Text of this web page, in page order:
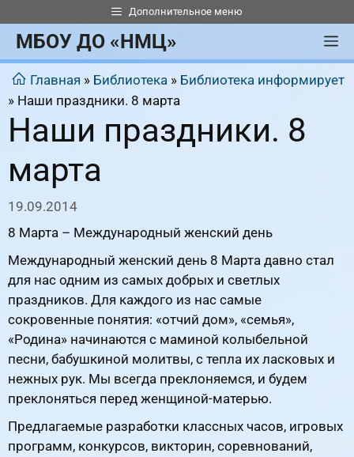
к
содержимому
Дополнительное меню
МБОУ ДО «НМЦ»
Главная » Библиотека » Библиотека информирует
» Наши праздники. 8 марта
Наши праздники. 8
марта
19.09.2014
8 Марта – Международный женский день
Международный женский день 8 Марта давно стал
для нас одним из самых добрых и светлых
праздников. Для каждого из нас самые
сокровенные понятия: «отчий дом», «семья»,
«Родина» начинаются с маминой колыбельной
песни, бабушкиной молитвы, с тепла их ласковых и
нежных рук. Мы всегда преклоняемся, и будем
преклоняться перед женщиной-матерью.
Предлагаемые разработки классных часов, игровых
программ, конкурсов, викторин, соревнований,